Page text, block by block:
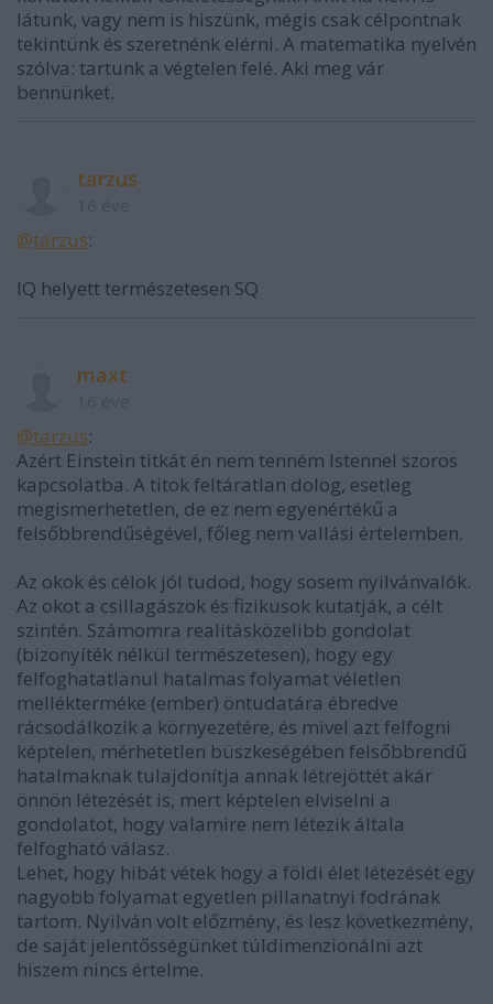
látunk, vagy nem is hiszünk, mégis csak célpontnak
tekintünk és szeretnénk elérni. A matematika nyelvén
szólva: tartunk a végtelen felé. Aki meg vár
bennünket.
tarzus
@tarzus:
IQ helyett természetesen SQ
maxt
@tarzus:
Azért Einstein titkát én nem tenném Istennel szoros
kapcsolatba. A titok feltáratlan dolog, esetleg
megismerhetetlen, de ez nem egyenértékű a
felsőbbrendűségével, főleg nem vallási értelemben.
Az okok és célok jól tudod, hogy sosem nyilvánvalók.
Az okot a csillagászok és fizikusok kutatják, a célt
szintén. Számomra realitásközelibb gondolat
(bizonyíték nélkül természetesen), hogy egy
felfoghatatlanul hatalmas folyamat véletlen
mellékterméke (ember) öntudatára ébredve
rácsodálkozik a környezetére, és mivel azt felfogni
képtelen, mérhetetlen büszkeségében felsőbbrendű
hatalmaknak tulajdonítja annak létrejöttét akár
önnön létezését is, mert képtelen elviselni a
gondolatot, hogy valamire nem létezik általa
felfogható válasz.
Lehet, hogy hibát vétek hogy a földi élet létezését egy
nagyobb folyamat egyetlen pillanatnyi fodrának
tartom. Nyilván volt előzmény, és lesz következmény,
de saját jelentősségünket túldimenzionálni azt
hiszem nincs értelme.